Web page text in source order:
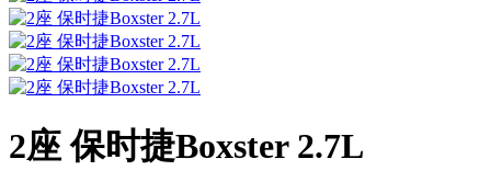
2座 保时捷Boxster 2.7L